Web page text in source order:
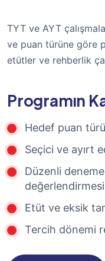
TYT ve AYT
ve puan türüne göre
etütler ve rehberlik
Programın
Hedef puan
Seçici ve ayırt
Düzenli
değerlendirmesi
Etüt ve eksik
Tercih dönemi